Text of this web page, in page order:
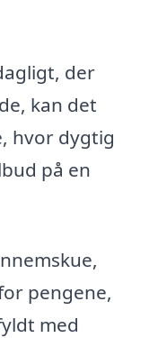
der
kan det
hvor dygtig
på en
pengene,
med